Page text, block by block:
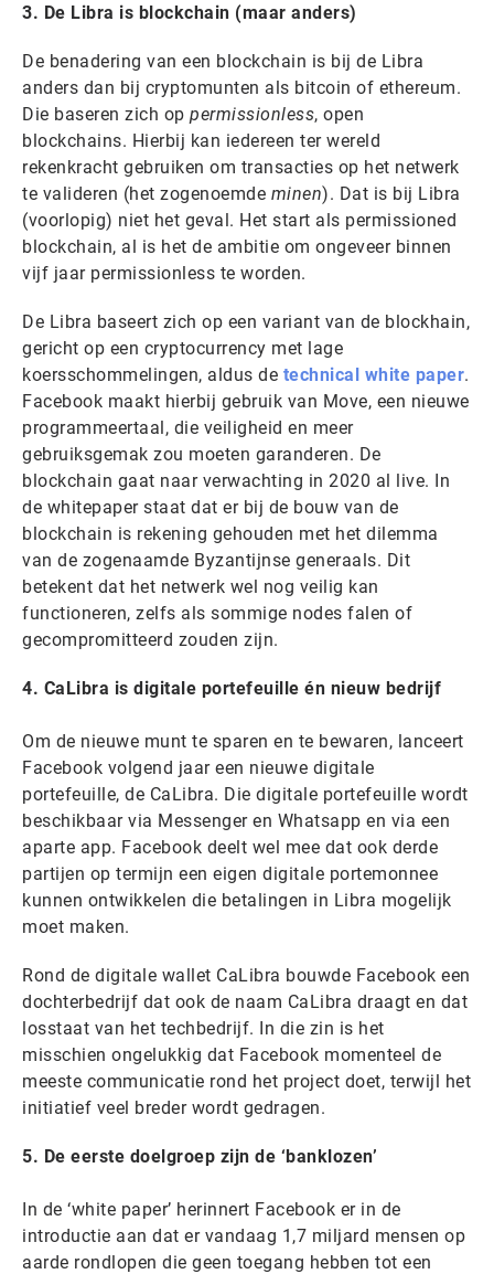
3. De Libra is blockchain (maar anders)
De benadering van een blockchain is bij de Libra
anders dan bij cryptomunten als bitcoin of ethereum.
Die baseren zich op permissionless, open
blockchains. Hierbij kan iedereen ter wereld
rekenkracht gebruiken om transacties op het netwerk
te valideren (het zogenoemde minen). Dat is bij Libra
(voorlopig) niet het geval. Het start als permissioned
blockchain, al is het de ambitie om ongeveer binnen
vijf jaar permissionless te worden.
De Libra baseert zich op een variant van de blockhain,
gericht op een cryptocurrency met lage
koersschommelingen, aldus de technical white paper.
Facebook maakt hierbij gebruik van Move, een nieuwe
programmeertaal, die veiligheid en meer
gebruiksgemak zou moeten garanderen. De
blockchain gaat naar verwachting in 2020 al live. In
de whitepaper staat dat er bij de bouw van de
blockchain is rekening gehouden met het dilemma
van de zogenaamde Byzantijnse generaals. Dit
betekent dat het netwerk wel nog veilig kan
functioneren, zelfs als sommige nodes falen of
gecompromitteerd zouden zijn.
4. CaLibra is digitale portefeuille én nieuw bedrijf
Om de nieuwe munt te sparen en te bewaren, lanceert
Facebook volgend jaar een nieuwe digitale
portefeuille, de CaLibra. Die digitale portefeuille wordt
beschikbaar via Messenger en Whatsapp en via een
aparte app. Facebook deelt wel mee dat ook derde
partijen op termijn een eigen digitale portemonnee
kunnen ontwikkelen die betalingen in Libra mogelijk
moet maken.
Rond de digitale wallet CaLibra bouwde Facebook een
dochterbedrijf dat ook de naam CaLibra draagt en dat
losstaat van het techbedrijf. In die zin is het
misschien ongelukkig dat Facebook momenteel de
meeste communicatie rond het project doet, terwijl het
initiatief veel breder wordt gedragen.
5. De eerste doelgroep zijn de ‘banklozen’
In de ‘white paper’ herinnert Facebook er in de
introductie aan dat er vandaag 1,7 miljard mensen op
aarde rondlopen die geen toegang hebben tot een